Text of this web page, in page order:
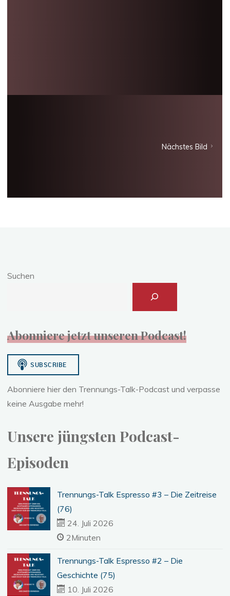
Nächstes Bild
Suchen
Abonniere jetzt unseren Podcast!
Abonniere hier den Trennungs-Talk-Podcast und verpasse
keine Ausgabe mehr!
Unsere jüngsten Podcast-
Episoden
Trennungs-Talk Espresso #3 – Die Zeitreise
(76)
24. Juli 2026
2Minuten
Trennungs-Talk Espresso #2 – Die
Geschichte (75)
10. Juli 2026